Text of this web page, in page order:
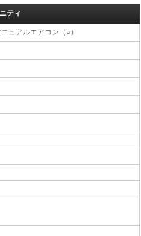
ティ
ュアルエアコン（○）